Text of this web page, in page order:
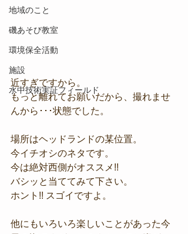
地域のこと
磯あそび教室
環境保全活動
施設
水中技術実証フィールド
近すぎですから。
もっと離れてお願いだから、撮れませ
んから･･･状態でした。
場所はヘッドランドの某位置。
今イチオシのネタです。
今は絶対西側がオススメ!!
バシッと当ててみて下さい。
ホント!! スゴイですよ。
他にもいろいろ楽しいことがあった今